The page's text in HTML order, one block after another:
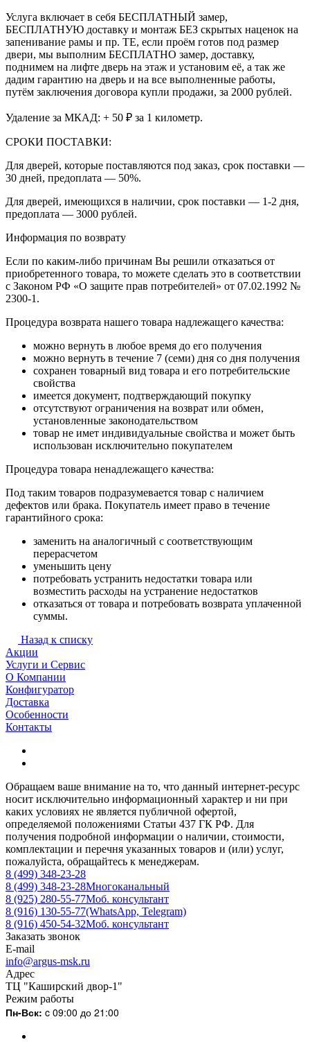
Услуга включает в себя БЕСПЛАТНЫЙ замер,
БЕСПЛАТНУЮ доставку и монтаж БЕЗ скрытых наценок на
запенивание рамы и пр. ТЕ, если проём готов под размер
двери, мы выполним БЕСПЛАТНО замер, доставку,
поднимем на лифте дверь на этаж и установим её, а так же
дадим гарантию на дверь и на все выполненные работы,
путём заключения договора купли продажи, за 2000 рублей.
Удаление за МКАД: + 50 ₽ за 1 километр.
СРОКИ ПОСТАВКИ:
Для дверей, которые поставляются под заказ, срок поставки —
30 дней, предоплата — 50%.
Для дверей, имеющихся в наличии, срок поставки — 1-2 дня,
предоплата — 3000 рублей.
Информация по возврату
Если по каким-либо причинам Вы решили отказаться от
приобретенного товара, то можете сделать это в соответствии
с Законом РФ «О защите прав потребителей» от 07.02.1992 №
2300-1.
Процедура возврата нашего товара надлежащего качества:
можно вернуть в любое время до его получения
можно вернуть в течение 7 (семи) дня со дня получения
сохранен товарный вид товара и его потребительские
свойства
имеется документ, подтверждающий покупку
отсутствуют ограничения на возврат или обмен,
установленные законодательством
товар не имет индивидуальные свойства и может быть
использован исключительно покупателем
Процедура товара ненадлежащего качества:
Под таким товаров подразумевается товар с наличием
дефектов или брака. Покупатель имеет право в течение
гарантийного срока:
заменить на аналогичный с соответствующим
перерасчетом
уменьшить цену
потребовать устранить недостатки товара или
возместить расходы на устранение недостатков
отказаться от товара и потребовать возврата уплаченной
суммы.
Назад к списку
Акции
Услуги и Сервис
О Компании
Конфигуратор
Доставка
Особенности
Контакты
Обращаем ваше внимание на то, что данный интернет-ресурс
носит исключительно информационный характер и ни при
каких условиях не является публичной офертой,
определяемой положениями Статьи 437 ГК РФ. Для
получения подробной информации о наличии, стоимости,
комплектации и перечня указанных товаров и (или) услуг,
пожалуйста, обращайтесь к менеджерам.
8 (499) 348-23-28
8 (499) 348-23-28Многоканальный
8 (925) 280-55-77Моб. консультант
8 (916) 130-55-77(WhatsApp, Telegram)
8 (916) 450-54-32Моб. консультант
Заказать звонок
E-mail
info@argus-msk.ru
Адрес
ТЦ "Каширский двор-1"
Режим работы
Пн-Вск: c 09:00 до 21:00